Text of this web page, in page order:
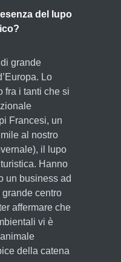
del lupo
grande
Lo
fra i tanti che si
Francesi, un
al nostro
il lupo
Hanno
un business ad
centro
affermare che
vi è
della catena